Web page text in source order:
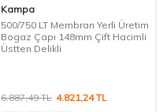
Kampa
500/750 LT Membran Yerli Üretim
Bogaz Çapı 148mm Çift Hacimli
Üstten Delikli
6.887,49TL 4.821,24TL